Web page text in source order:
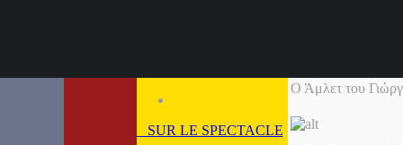
SUR LE SPECTACLE
Ο Άμλετ του